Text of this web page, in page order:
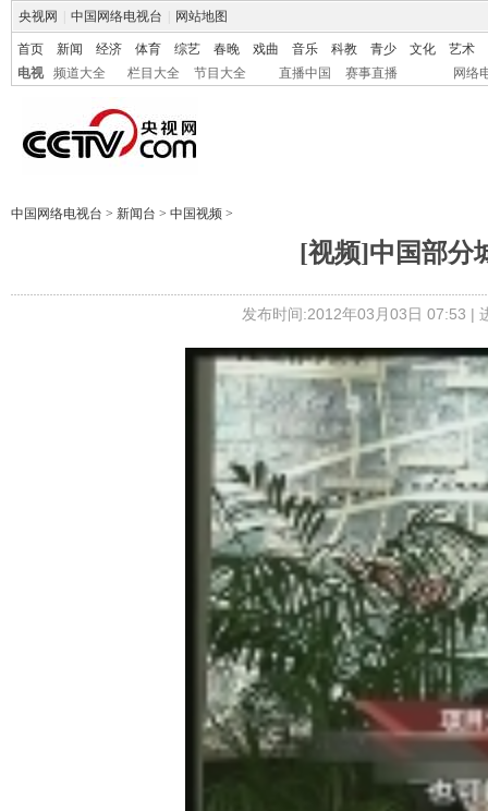
央视网 中国网络电视台 网站地图
首页 新闻 经济 体育 综艺 春晚 戏曲 音乐 科教 青少 文化
艺术
电视
频道大全 栏目大全 节目大全 直播中国 赛事直播 网络
中国网络电视台 > 新闻台 > 中国视频 >
[视频]中国部分
发布时间:2012年03月03日 07:53 |